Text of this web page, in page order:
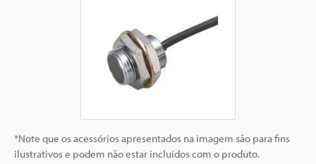
*Note que os acessórios apresentados na imagem são para fins
ilustrativos e podem não estar incluídos com o produto.